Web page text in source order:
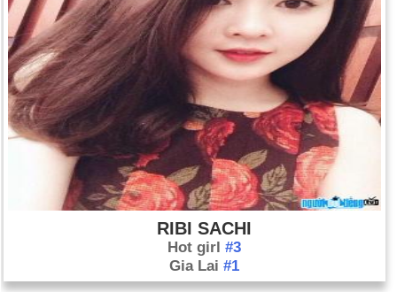
RIBI SACHI
Hot girl #3
Gia Lai #1